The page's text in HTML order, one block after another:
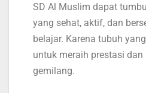
SD Al Muslim dapat
yang sehat, aktif, dan
belajar. Karena tubuh
untuk meraih prestasi
gemilang.